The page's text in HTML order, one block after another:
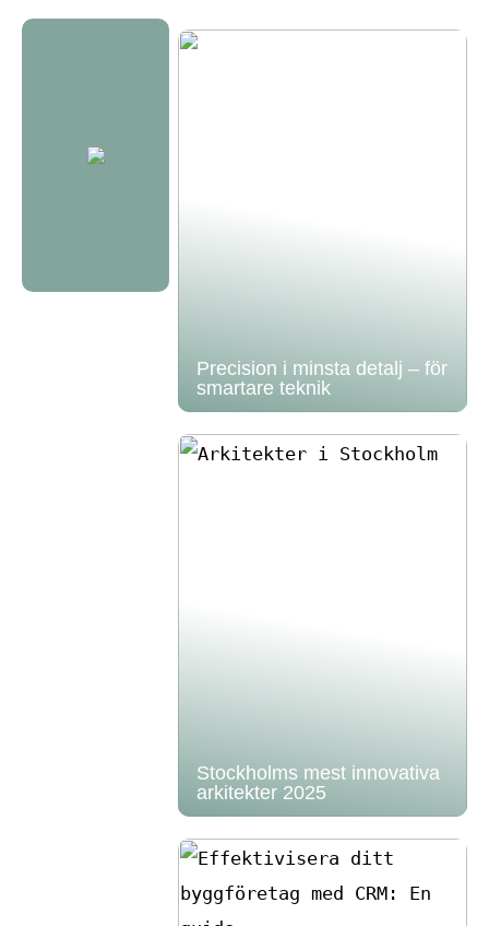
Precision i minsta detalj – för
smartare teknik
Stockholms mest innovativa
arkitekter 2025